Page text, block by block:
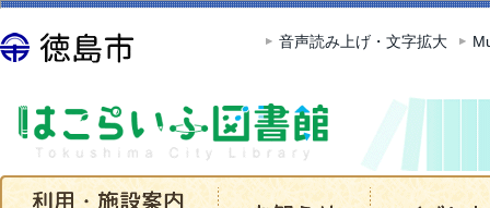
この
音声読み上げ・文字拡大